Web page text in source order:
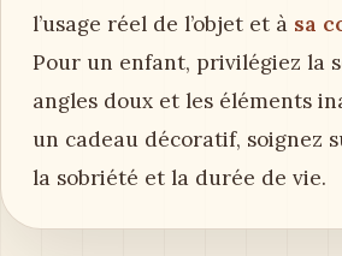
l’usage réel de l’objet et à sa
Pour un enfant, privilégiez la
angles doux et les éléments
un cadeau décoratif, soignez
la sobriété et la durée de vie.